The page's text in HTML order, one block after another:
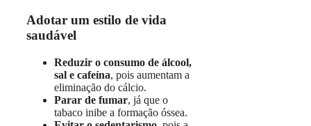
Adotar um estilo de vida
saudável
Reduzir o consumo de álcool,
sal e cafeína, pois aumentam a
eliminação do cálcio.
Parar de fumar, já que o
tabaco inibe a formação óssea.